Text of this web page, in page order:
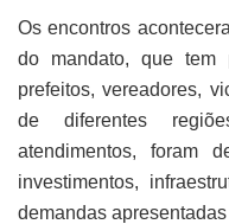
Os encontros
do mandato, que tem
prefeitos, vereadores,
de diferentes
atendimentos, foram
investimentos,
demandas